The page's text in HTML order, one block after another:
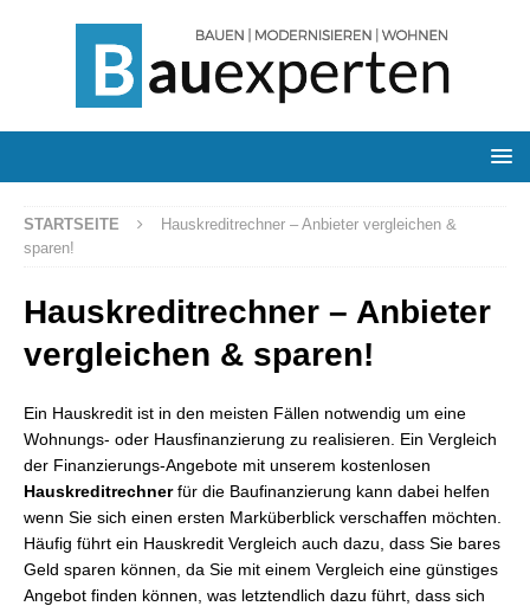
STARTSEITE
Hauskreditrechner – Anbieter vergleichen &
sparen!
Hauskreditrechner – Anbieter
vergleichen & sparen!
Ein Hauskredit ist in den meisten Fällen notwendig um eine
Wohnungs- oder Hausfinanzierung zu realisieren. Ein Vergleich
der Finanzierungs-Angebote mit unserem kostenlosen
Hauskreditrechnerfür die Baufinanzierung kann dabei helfen
wenn Sie sich einen ersten Marküberblick verschaffen möchten.
Häufig führt ein Hauskredit Vergleich auch dazu, dass Sie bares
Geld sparen können, da Sie mit einem Vergleich eine günstiges
Angebot finden können, was letztendlich dazu führt, dass sich